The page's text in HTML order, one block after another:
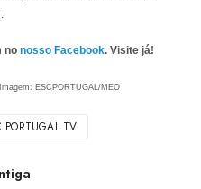
no nosso Facebook. Visite já!
ESCPORTUGAL/MEO
PORTUGAL TV